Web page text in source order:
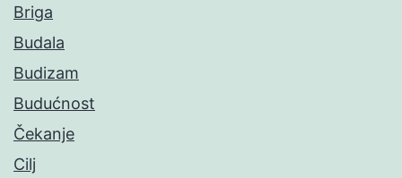
Briga
Budala
Budizam
Budućnost
Čekanje
Cilj